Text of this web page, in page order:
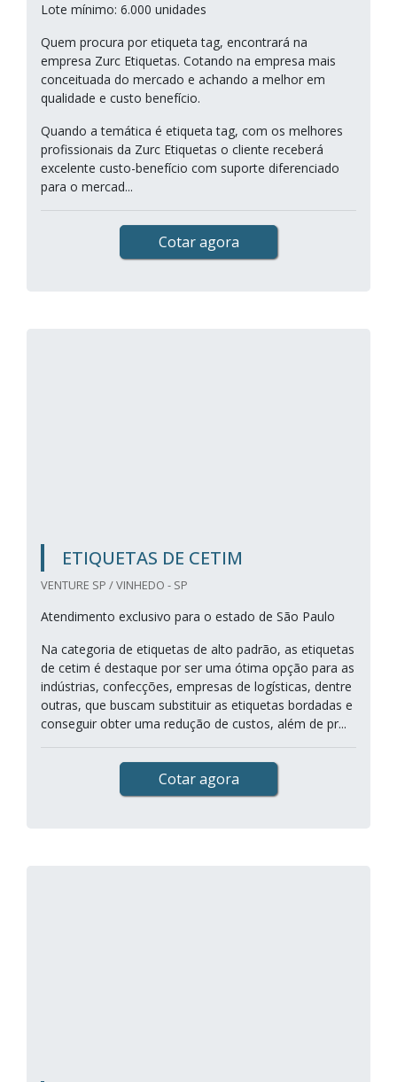
Lote mínimo: 6.000 unidades
Quem procura por etiqueta tag, encontrará na
empresa Zurc Etiquetas. Cotando na empresa mais
conceituada do mercado e achando a melhor em
qualidade e custo benefício.
Quando a temática é etiqueta tag, com os melhores
profissionais da Zurc Etiquetas o cliente receberá
excelente custo-benefício com suporte diferenciado
para o mercad...
Cotar agora
ETIQUETAS DE CETIM
VENTURE SP / VINHEDO - SP
Atendimento exclusivo para o estado de São Paulo
Na categoria de etiquetas de alto padrão, as etiquetas
de cetim é destaque por ser uma ótima opção para as
indústrias, confecções, empresas de logísticas, dentre
outras, que buscam substituir as etiquetas bordadas e
conseguir obter uma redução de custos, além de pr...
Cotar agora